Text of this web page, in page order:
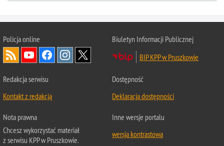
Policja online
Biuletyn Informacji Publicznej
BIP KPP w Pruszkowie
Redakcja serwisu
Kontakt z redakcją
Dostępność
Deklaracja dostępności
Nota prawna
Chcesz wykorzystać materiał
z serwisu KPP w Pruszkowie.
Inne wersje portalu
wersja kontrastowa